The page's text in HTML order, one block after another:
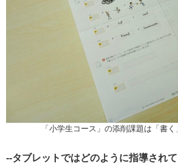
「小学生コース」の添削課題は「書く
--タブレットではどのように指導され